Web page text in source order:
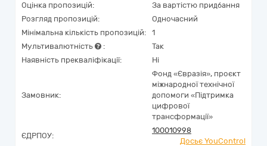
Оцінка пропозицій:
За вартістю придбання
Розгляд пропозицій:
Одночасний
Мінімальна кількість пропозицій:
1
Мультивалютність
:
Так
Наявність прекваліфікації:
Ні
Замовник:
Фонд «Євразія», проєкт
міжнародної технічної
допомоги «Підтримка
цифрової
трансформації»
ЄДРПОУ:
100010998
Досьє YouControl